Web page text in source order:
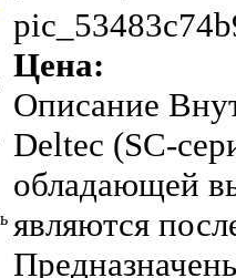
Цена:
Описание
Deltec (SC-
обладающей
являются